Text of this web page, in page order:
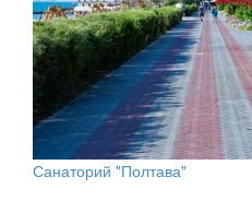
Санаторий "Полтава"